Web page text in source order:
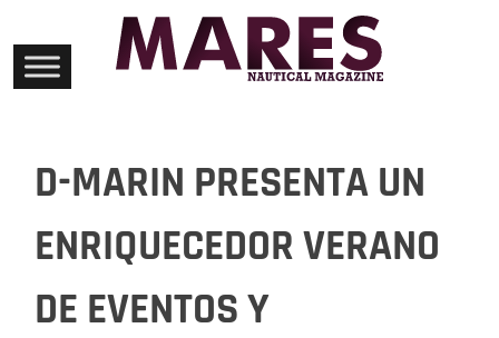
content
D-MARIN PRESENTA UN
ENRIQUECEDOR VERANO
DE EVENTOS Y